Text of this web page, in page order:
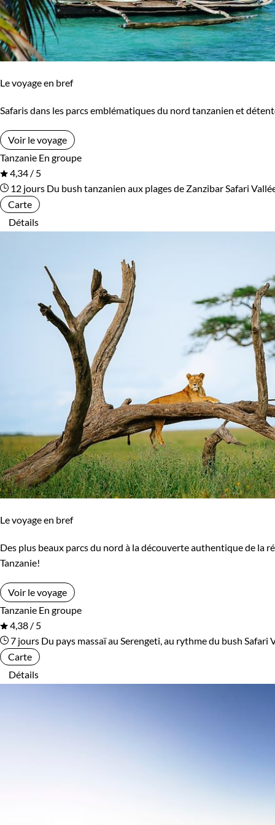
Le voyage en bref
Safaris dans les parcs emblématiques du nord tanzanien et
Voir le voyage
Tanzanie En groupe
4,34 / 5
12 jours Du bush tanzanien aux plages de ZanzibarSafari
Carte
Détails
Le voyage en bref
Des plus beaux parcs du nord à la découverte authentique de la
Tanzanie!
Voir le voyage
Tanzanie En groupe
4,38 / 5
7 jours Du pays massaï au Serengeti, au rythme du bush Safari
Carte
Détails